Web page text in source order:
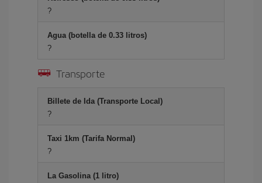
?
Agua (botella de 0.33 litros)
?
Transporte
Billete de Ida (Transporte Local)
?
Taxi 1km (Tarifa Normal)
?
La Gasolina (1 litro)